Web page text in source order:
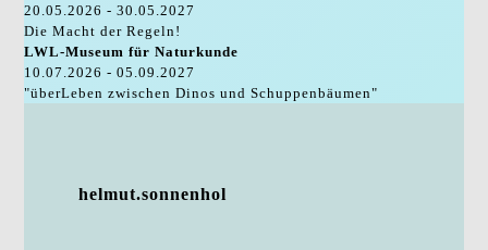
20.05.2026 - 30.05.2027
Die Macht der Regeln!
LWL-Museum für Naturkunde
10.07.2026 - 05.09.2027
"überLeben zwischen Dinos und Schuppenbäumen"
helmut.sonnenhol